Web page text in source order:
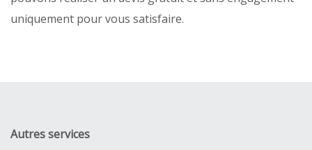
uniquement pour vous satisfaire.
Autres services